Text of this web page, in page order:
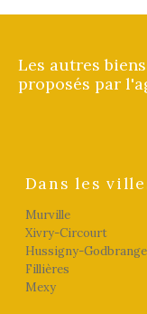
Les autres biens
proposés par
Dans les
Murville
Xivry-Circourt
Hussigny-Godbrange
Fillières
Mexy